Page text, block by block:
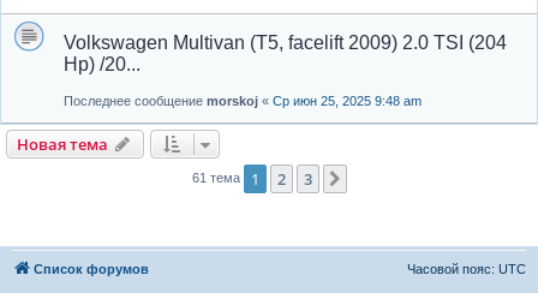
Volkswagen Multivan (T5, facelift 2009) 2.0 TSI (204
Hp) /20...
Последнее сообщение morskoj « Ср июн 25, 2025 9:48 am
Новая тема
61 тема 1 2 3
Список форумов Часовой пояс: UTC